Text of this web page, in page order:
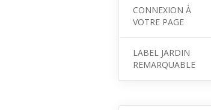
CONNEXION À
VOTRE PAGE
LABEL JARDIN
REMARQUABLE